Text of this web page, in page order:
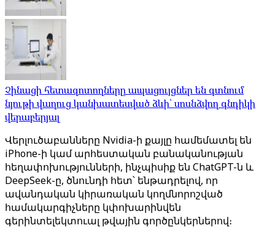
Չինացի հետազոտողները ապացույցներ են գտնում
նյութի վաղուց կանխատեսված ձևի՝ սոսնձվող գնդիկի
վերաբերյալ
Վերլուծաբանները Nvidia-ի քայլը համեմատել են
iPhone-ի կամ արհեստական ​​բանականության
հեղափոխությունների, ինչպիսիք են ChatGPT-ն և
DeepSeek-ը, ծնունդի հետ՝ ենթադրելով, որ
ավանդական կիրառական կողմնորոշված ​​
համակարգիչները կփոխարինվեն
գերինտելեկտուալ թվային գործընկերներով։